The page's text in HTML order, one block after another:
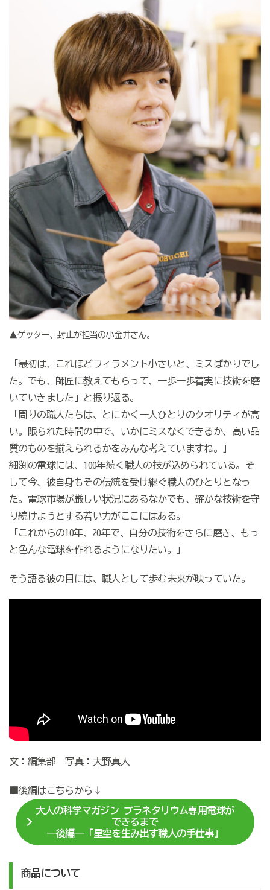
▲ゲッター、封止が担当の小金井さん。
「最初は、これほどフィラメント小さいと、ミスばかりでし
た。でも、師匠に教えてもらって、一歩一歩着実に技術を磨
いていきました」と振り返る。
「周りの職人たちは、とにかく一人ひとりのクオリティが高
い。限られた時間の中で、いかにミスなくできるか、高い品
質のものを揃えられるかをみんな考えていますね。」
細渕の電球には、 100年続く職人の技が込められている。そ
して今、彼自身もその伝統を受け継ぐ職人のひとりとなっ
た。電球市場が厳しい状況にあるなかでも、確かな技術を守
り続けようとする若い力がここにはある。
「これからの10年、 20年で、自分の技術をさらに磨き、もっ
と色んな電球を作れるようになりたい。」
そう語る彼の目には、職人として歩む未来が映っていた。
文：編集部 写真：大野真人
■後編はこちらから↓
大人の科学マガジン プラネタリウム専用電球が
できるまで
―後編―「星空を生み出す職人の手仕事」
商品について